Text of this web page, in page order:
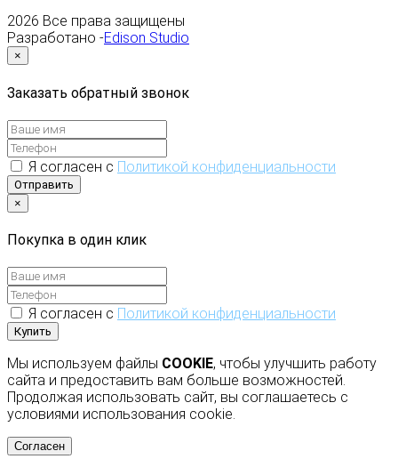
2026 Все права защищены
Разработано -Edison Studio
×
Заказать обратный звонок
Я согласен с Политикой конфиденциальности
Отправить
×
Покупка в один клик
Я согласен с Политикой конфиденциальности
Купить
Мы используем файлы COOKIE, чтобы улучшить работу
сайта и предоставить вам больше возможностей.
Продолжая использовать сайт, вы соглашаетесь с
условиями использования cookie.
Согласен